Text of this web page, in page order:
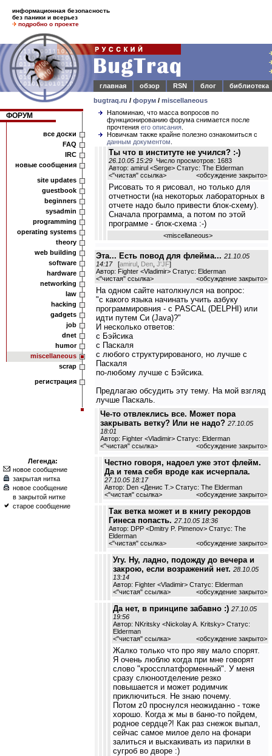
информационная безопасность
без паники и всерьез
подробно о проекте
главная обзор RSN блог
библиотека
bugtraq.ru / форум / miscellaneous
ФОРУМ
все доски
FAQ
IRC
новые сообщения
site updates
guestbook
beginners
sysadmin
programming
operating systems
theory
web building
software
hardware
networking
law
hacking
gadgets
job
dnet
humor
miscellaneous
scrap
регистрация
Легенда:
новое сообщение
закрытая нитка
новое сообщение
в закрытой нитке
старое сообщение
Напоминаю, что масса вопросов по
функционированию форума снимается после
прочтения его описания
Новичкам также крайне полезно ознакомиться с
данным документом
Ты что в институте не учился? :-)
26.10.05 15:29 Число просмотров: 1683
Автор: amirul <Serge> Статус: The Elderman
<"чистая" ссылка> <обсуждение закрыто>
Рисовать то я рисовал, но только для
отчетности (на некоторых лабораторных в
отчете надо было привести блок-схему).
Сначала программа, а потом по этой
программе - блок-схема :-)
<miscellaneous>
Эта... Есть повод для флейма... 21.10.05
14:17[amirul Den J'JF]
Автор: Fighter <Vladimir> Статус: Elderman
<"чистая" ссылка> <обсуждение закрыто>
На одном сайте натолкнулся на вопрос:
"с какого языка начинать учить азбуку
программировния - с PASCAL (DELPHI) или
идти путем Си (Java)?"
И несколько ответов:
с Бэйсика
с Паскаля
с любого структурированого, но лучше с
Паскаля
по-любому лучше с Бэйсика.
Предлагаю обсудить эту тему. На мой взгляд
лучше Паскаль.
Че-то отвлеклись все. Может пора
закрывать ветку? Или не надо? 27.10.05
18:01
Автор: Fighter <Vladimir> Статус: Elderman
<"чистая" ссылка> <обсуждение закрыто>
Честно говоря, надоел уже этот флейм.
Да и тема себя вроде как исчерпала.
27.10.05 18:17
Автор: Den <Денис Т.> Статус: The Elderman
<"чистая" ссылка> <обсуждение закрыто>
Так ветка может и в книгу рекордов
Гинеса попасть. 27.10.05 18:36
Автор: DPP <Dmitry P. Pimenov> Статус: The
Elderman
<"чистая" ссылка> <обсуждение закрыто>
Угу. Ну, ладно, подожду до вечера и
закрою, если возражений нет. 28.10.05
13:14
Автор: Fighter <Vladimir> Статус: Elderman
<"чистая" ссылка> <обсуждение закрыто>
Да нет, в принципе забавно :) 27.10.05
19:56
Автор: NKritsky <Nickolay A. Kritsky> Статус:
Elderman
<"чистая" ссылка> <обсуждение закрыто>
Жалко только что про яву мало спорят.
Я очень люблю когда при мне говорят
слово "кроссплатформенный". У меня
сразу слюноотделение резко
повышается и может родимчик
приключиться. Не знаю почему.
Потом z0 проснулся неожиданно - тоже
хорошо. Когда ж мы в баню-то пойдем,
родное сердце?! Как раз снежок выпал,
сейчас самое милое дело на фонари
залиться и выскакивать из парилки в
сугроб во дворе :)